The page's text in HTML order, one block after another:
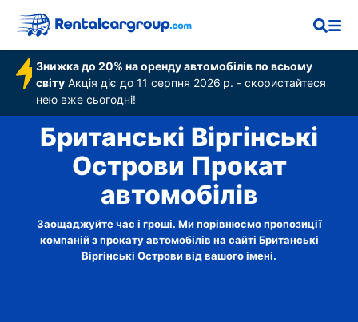
Знижка до 20% на оренду автомобілів по всьому
світу Акція діє до 11 серпня 2026 р. - скористайтеся
нею вже сьогодні!
Британські Віргінські
Острови Прокат
автомобілів
Заощаджуйте час і гроші. Ми порівнюємо пропозиції
компаній з прокату автомобілів на сайті Британські
Віргінські Острови від вашого імені.